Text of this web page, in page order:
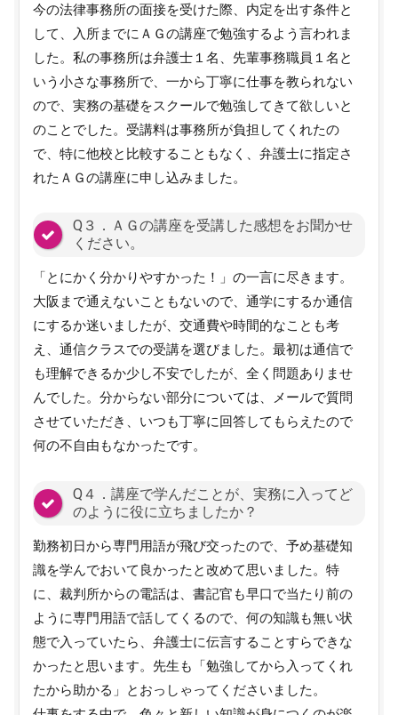
今の法律事務所の面接を受けた際、内定を出す条件と
して、入所までにＡＧの講座で勉強するよう言われま
した。私の事務所は弁護士１名、先輩事務職員１名と
いう小さな事務所で、一から丁寧に仕事を教られない
ので、実務の基礎をスクールで勉強してきて欲しいと
のことでした。受講料は事務所が負担してくれたの
で、特に他校と比較することもなく、弁護士に指定さ
れたＡＧの講座に申し込みました。
Q３．ＡＧの講座を受講した感想をお聞かせ
ください。
「とにかく分かりやすかった！」の一言に尽きます。
大阪まで通えないこともないので、通学にするか通信
にするか迷いましたが、交通費や時間的なことも考
え、通信クラスでの受講を選びました。最初は通信で
も理解できるか少し不安でしたが、全く問題ありませ
んでした。分からない部分については、メールで質問
させていただき、いつも丁寧に回答してもらえたので
何の不自由もなかったです。
Q４．講座で学んだことが、実務に入ってど
のように役に立ちましたか？
勤務初日から専門用語が飛び交ったので、予め基礎知
識を学んでおいて良かったと改めて思いました。特
に、裁判所からの電話は、書記官も早口で当たり前の
ように専門用語で話してくるので、何の知識も無い状
態で入っていたら、弁護士に伝言することすらできな
かったと思います。先生も「勉強してから入ってくれ
たから助かる」とおっしゃってくださいました。